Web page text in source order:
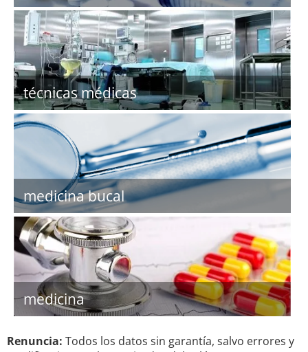
técnicas médicas
medicina bucal
medicina
Renuncia: Todos los datos sin garantía, salvo errores y